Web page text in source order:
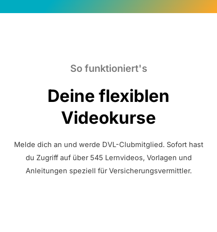
So funktioniert's
Deine flexiblen
Videokurse
Melde dich an und werde DVL-Clubmitglied. Sofort hast
du Zugriff auf über 545 Lernvideos, Vorlagen und
Anleitungen speziell für Versicherungsvermittler.